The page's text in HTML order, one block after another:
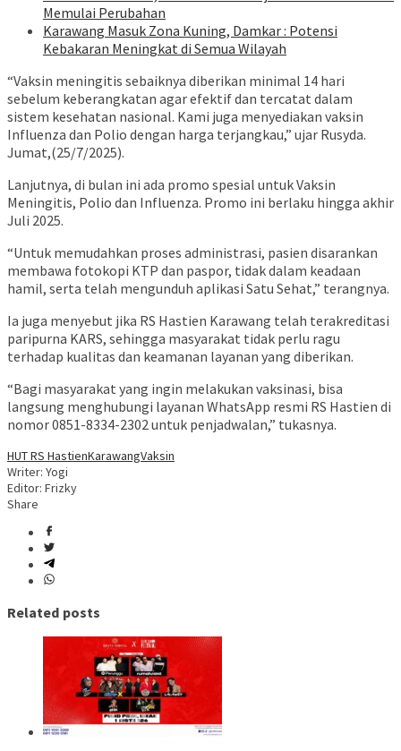
Memulai Perubahan
Karawang Masuk Zona Kuning, Damkar : Potensi
Kebakaran Meningkat di Semua Wilayah
“Vaksin meningitis sebaiknya diberikan minimal 14 hari
sebelum keberangkatan agar efektif dan tercatat dalam
sistem kesehatan nasional. Kami juga menyediakan vaksin
Influenza dan Polio dengan harga terjangkau,” ujar Rusyda.
Jumat,(25/7/2025).
Lanjutnya, di bulan ini ada promo spesial untuk Vaksin
Meningitis, Polio dan Influenza. Promo ini berlaku hingga akhir
Juli 2025.
“Untuk memudahkan proses administrasi, pasien disarankan
membawa fotokopi KTP dan paspor, tidak dalam keadaan
hamil, serta telah mengunduh aplikasi Satu Sehat,” terangnya.
Ia juga menyebut jika RS Hastien Karawang telah terakreditasi
paripurna KARS, sehingga masyarakat tidak perlu ragu
terhadap kualitas dan keamanan layanan yang diberikan.
“Bagi masyarakat yang ingin melakukan vaksinasi, bisa
langsung menghubungi layanan WhatsApp resmi RS Hastien di
nomor 0851-8334-2302 untuk penjadwalan,” tukasnya.
HUT RS HastienKarawangVaksin
Writer: Yogi
Editor: Frizky
Share
Related posts